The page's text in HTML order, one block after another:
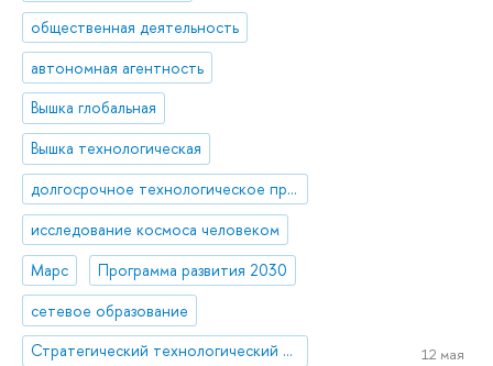
общественная деятельность
автономная агентность
Вышка глобальная
Вышка технологическая
долгосрочное технологическое прогнозирование, форсайт
исследование космоса человеком
Марс
Программа развития 2030
сетевое образование
Стратегический технологический проект «Национальный центр социально-экономического и научно-технологического прогнозирования»
12 мая